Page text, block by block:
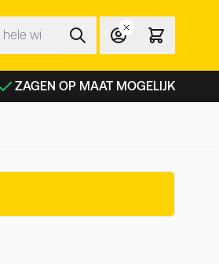
ZAGEN OP MAAT MOGELIJK